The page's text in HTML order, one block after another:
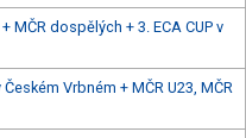
MČR dospělých + 3. ECA CUP v
Vrbném + MČR U23, MČR